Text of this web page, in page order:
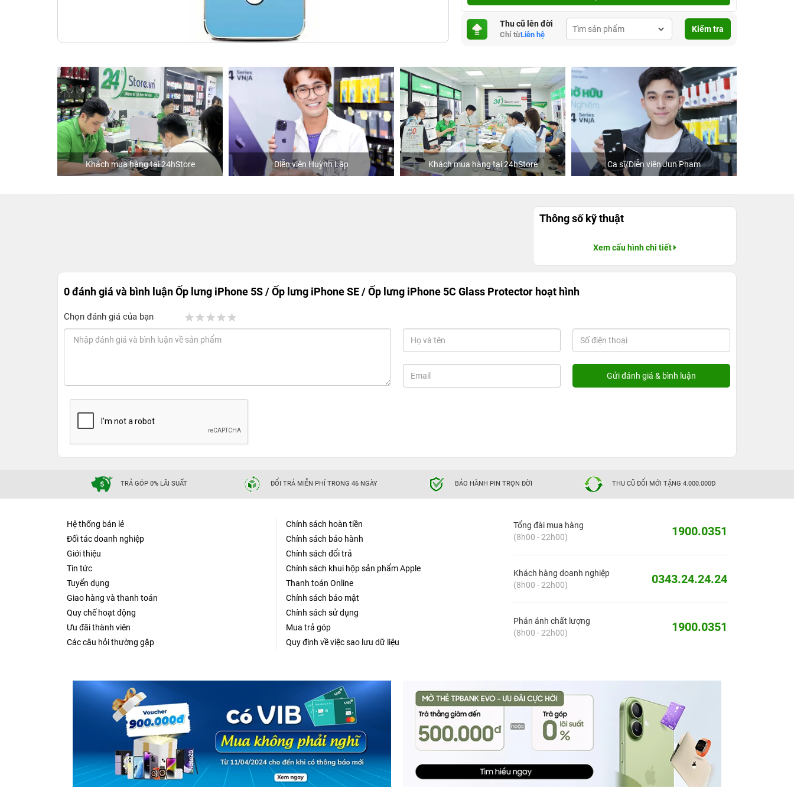
Thu cũ lên đời
Chỉ từLiên hệ
Kiểm tra
Khách mua hàng tại 24hStore Diễn viên Huỳnh Lập Khách mua hàng tại 24hStore Ca sĩ/Diễn viên Jun Phạm
Thông số kỹ thuật
Xem cấu hình chi tiết
0 đánh giá và bình luậnỐp lưng iPhone 5S / Ốp lưng iPhone SE / Ốp lưng iPhone 5C Glass Protector hoạt hình
Chọn đánh giá của bạn
TRẢ GÓP 0% LÃI SUẤT ĐỔI TRẢ MIỄN PHÍ TRONG 46 NGÀY BẢO HÀNH PIN TRỌN ĐỜI THU CŨ ĐỔI MỚI TẶNG 4.000.000Đ
Hệ thống bán lẻ
Đối tác doanh nghiệp
Giới thiệu
Tin tức
Tuyển dụng
Giao hàng và thanh toán
Quy chế hoạt động
Ưu đãi thành viên
Các câu hỏi thường gặp
Chính sách hoàn tiền
Chính sách bảo hành
Chính sách đổi trả
Chính sách khui hộp sản phẩm Apple
Thanh toán Online
Chính sách bảo mật
Chính sách sử dụng
Mua trả góp
Quy định về việc sao lưu dữ liệu
Tổng đài mua hàng
(8h00 - 22h00)
1900.0351
Khách hàng doanh nghiệp
(8h00 - 22h00)
0343.24.24.24
Phản ánh chất lượng
(8h00 - 22h00)
1900.0351